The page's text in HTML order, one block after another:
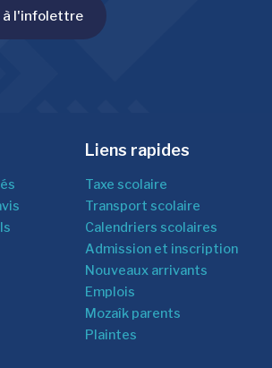
à l'infolettre
Liens rapides
Taxe scolaire
Transport scolaire
Calendriers scolaires
Admission et inscription
Nouveaux arrivants
Emplois
Mozaîk parents
Plaintes